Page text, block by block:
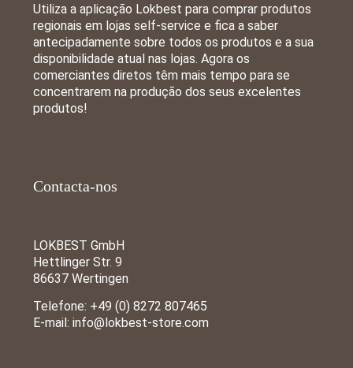
Utiliza a aplicação Lokbest para comprar produtos
regionais em lojas self-service e fica a saber
antecipadamente sobre todos os produtos e a sua
disponibilidade atual nas lojas. Agora os
comerciantes diretos têm mais tempo para se
concentrarem na produção dos seus excelentes
produtos!
Contacta-nos
LOKBEST GmbH
Hettlinger Str. 9
86637 Wertingen
Telefone: +49 (0) 8272 807465
E-mail:info@lokbest-store.com